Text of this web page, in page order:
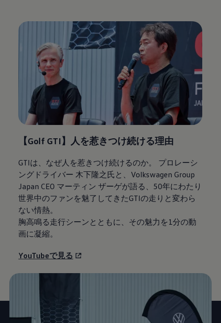
【Golf GTI】人を惹きつけ続ける理由
GTIは、なぜ人を惹きつけ続けるのか。 プロレーシ
ングドライバー 木下隆之氏と
Volkswagen Group
Japan CEO マーティン ザーゲが語る、50年にわたり
世界中のファンを魅了してきたGTIの走りと変わら
ない情熱。
胸高鳴る走行シーンとともに、その魅力を1分の動
画に凝縮。
YouTubeで見る